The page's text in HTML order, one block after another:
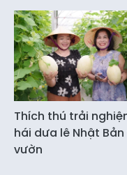
Thích thú trải
hái dưa lê Nhật
vườn